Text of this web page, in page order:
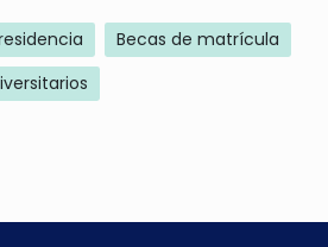
Becas de matrícula